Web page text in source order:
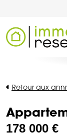
Retour aux
178 000 €